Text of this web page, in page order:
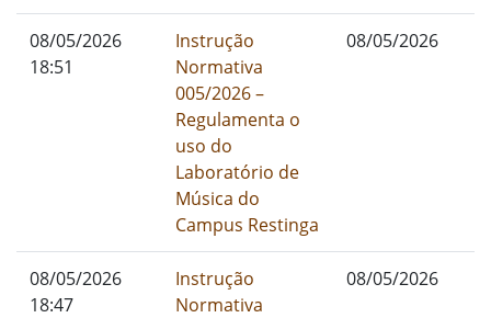
08/05/2026
18:51
Instrução
Normativa
005/2026 –
Regulamenta o
uso do
Laboratório de
Música do
Campus Restinga
08/05/2026
08/05/2026
18:47
Instrução
Normativa
08/05/2026